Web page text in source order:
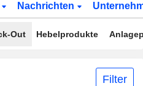
Nachrichten
Out Hebelprodukte
Filter